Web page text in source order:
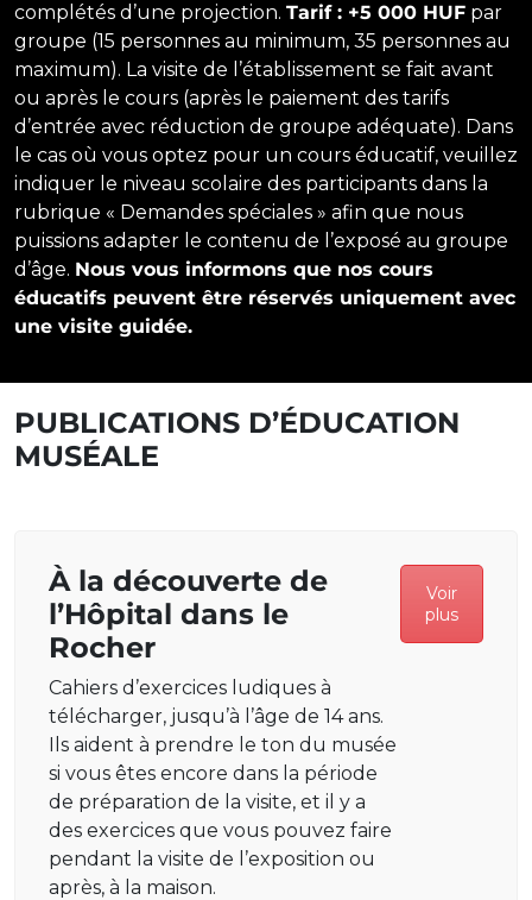
complétés d’une projection. Tarif : +5 000 HUF par
groupe (15 personnes au minimum, 35 personnes au
maximum). La visite de l’établissement se fait avant
ou après le cours (après le paiement des tarifs
d’entrée avec réduction de groupe adéquate). Dans
le cas où vous optez pour un cours éducatif, veuillez
indiquer le niveau scolaire des participants dans la
rubrique « Demandes spéciales » afin que nous
puissions adapter le contenu de l’exposé au groupe
d’âge. Nous vous informons que nos cours
éducatifs peuvent être réservés uniquement avec
une visite guidée.
PUBLICATIONS D’ÉDUCATION
MUSÉALE
À la découverte de
l’Hôpital dans le
Rocher
Cahiers d’exercices ludiques à
télécharger, jusqu’à l’âge de 14 ans.
Ils aident à prendre le ton du musée
si vous êtes encore dans la période
de préparation de la visite, et il y a
des exercices que vous pouvez faire
pendant la visite de l’exposition ou
après, à la maison.
Voir
plus